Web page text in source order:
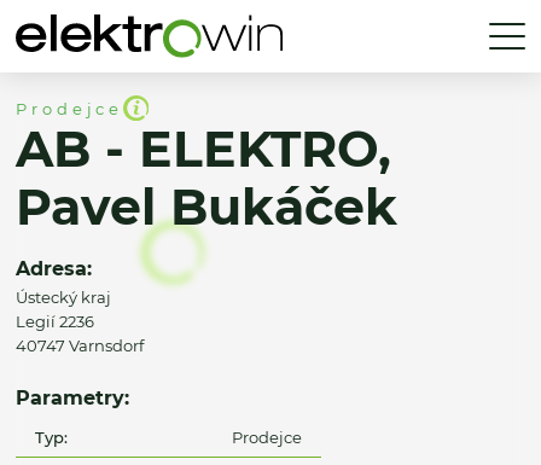
Prodejce
AB - ELEKTRO,
Pavel Bukáček
Adresa:
Ústecký kraj
Legií 2236
40747 Varnsdorf
Parametry:
Typ: Prodejce